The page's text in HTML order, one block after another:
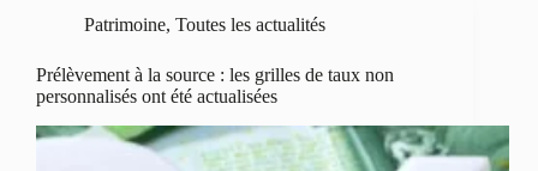
Patrimoine, Toutes les actualités
Prélèvement à la source : les grilles de taux non
personnalisés ont été actualisées